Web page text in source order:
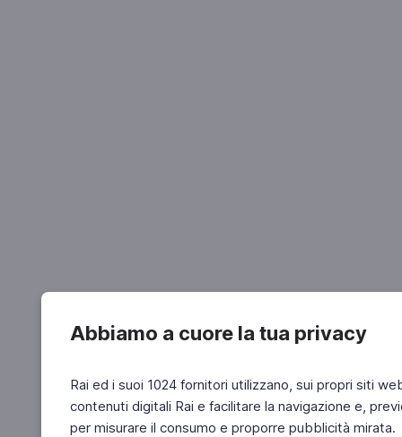
Abbiamo a cuore la tua privacy
Rai ed i suoi 1024 fornitori utilizzano, sui propri siti
contenuti digitali Rai e facilitare la navigazione e,
per misurare il consumo e proporre pubblicità mirata.